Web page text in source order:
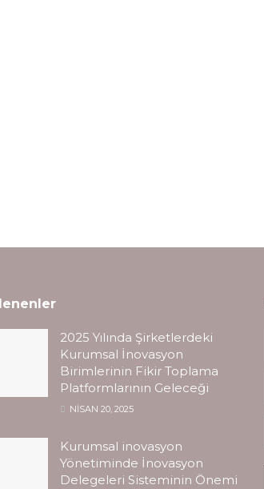
2025 Yılında Şirketlerdeki
Kurumsal İnovasyon
Birimlerinin Fikir Toplama
Platformlarının Geleceği
NISAN 20, 2025
Kurumsal inovasyon
Yönetiminde İnovasyon
Delegeleri Sisteminin Önemi